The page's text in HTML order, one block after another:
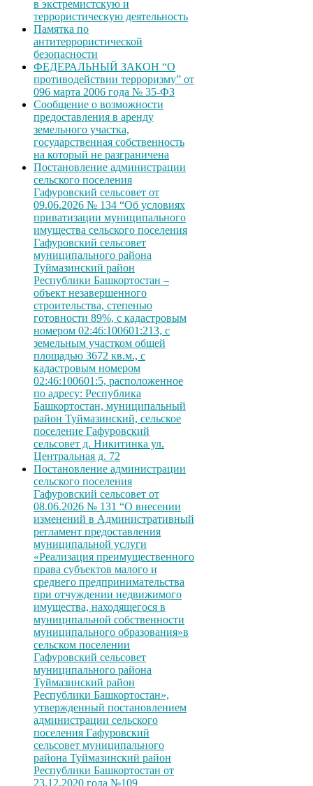
в экстремистскую и
террористическую деятельность
Памятка по
антитеррористической
безопасности
ФЕДЕРАЛЬНЫЙ ЗАКОН “О
противодействии терроризму” от
096 марта 2006 года № 35-ФЗ
Сообщение о возможности
предоставления в аренду
земельного участка,
государственная собственность
на который не разграничена
Постановление администрации
сельского поселения
Гафуровский сельсовет от
09.06.2026 № 134 “Об условиях
приватизации муниципального
имущества сельского поселения
Гафуровский сельсовет
муниципального района
Туймазинский район
Республики Башкортостан –
объект незавершенного
строительства, степенью
готовности 89%, с кадастровым
номером 02:46:100601:213, с
земельным участком общей
площадью 3672 кв.м., с
кадастровым номером
02:46:100601:5, расположенное
по адресу: Республика
Башкортостан, муниципальный
район Туймазинский, сельское
поселение Гафуровский
сельсовет д. Никитинка ул.
Центральная д. 72
Постановление администрации
сельского поселения
Гафуровский сельсовет от
08.06.2026 № 131 “О внесении
изменений в Административный
регламент предоставления
муниципальной услуги
«Реализация преимущественного
права субъектов малого и
среднего предпринимательства
при отчуждении недвижимого
имущества, находящегося в
муниципальной собственности
муниципального образования»в
сельском поселении
Гафуровский сельсовет
муниципального района
Туймазинский район
Республики Башкортостан»,
утвержденный постановлением
администрации сельского
поселения Гафуровский
сельсовет муниципального
района Туймазинский район
Республики Башкортостан от
23.12.2020 года №109